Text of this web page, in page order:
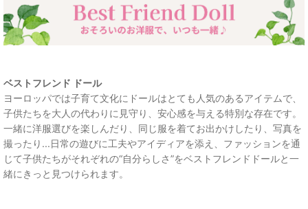
ベストフレンド ドール
ヨーロッパでは子育て文化にドールはとても人気のあるアイテムで、
子供たちを大人の代わりに見守り、安心感を与える特別な存在です。
一緒に洋服選びを楽しんだり、同じ服を着てお出かけしたり、写真を
撮ったり...日常の遊びに工夫やアイディアを添え、ファッションを通
じて子供たちがそれぞれの“自分らしさ”をベストフレンドドールと一
緒にきっと見つけられます。